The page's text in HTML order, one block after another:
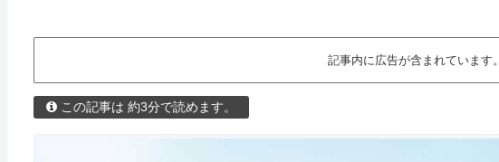
記事内に広告が含まれています。
この記事は 約3分で読めます。